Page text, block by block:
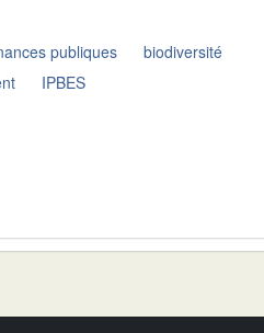
publiques
biodiversité
IPBES